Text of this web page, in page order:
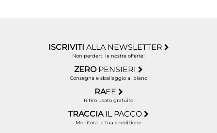
ISCRIVITI ALLA NEWSLETTER
Non perderti le nostre offerte!
ZERO PENSIERI
Consegna e sballaggio al piano
RAEE
Ritiro usato gratuito
TRACCIA IL PACCO
Monitora la tua spedizione